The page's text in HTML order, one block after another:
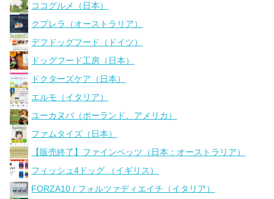
ココグルメ（日本）
クプレラ（オーストラリア）
デフドッグフード（ドイツ）
ドッグフード工房（日本）
ドクターズケア（日本）
エルモ（イタリア）
ユーカヌバ（ポーランド、アメリカ）
ファムタイズ（日本）
【販売終了】ファインペッツ（日本：オーストラリア）
フィッシュ4ドッグ （イギリス）
FORZA10 / フォルツァディエイチ（イタリア）